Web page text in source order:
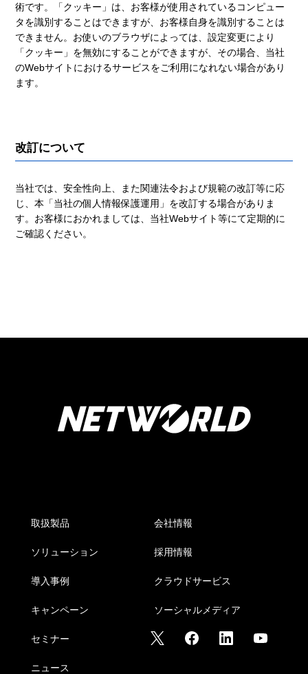
術です。「クッキー」は、お客様が使用されているコンピュー
タを識別することはできますが、お客様自身を識別することは
できません。お使いのブラウザによっては、設定変更により
「クッキー」を無効にすることができますが、その場合、当社
のWebサイトにおけるサービスをご利用になれない場合があり
ます。
改訂について
当社では、安全性向上、また関連法令および規範の改訂等に応
じ、本「当社の個人情報保護運用」を改訂する場合がありま
す。お客様におかれましては、当社Webサイト等にて定期的に
ご確認ください。
取扱製品
ソリューション
導入事例
キャンペーン
セミナー
ニュース
会社情報
採用情報
クラウドサービス
ソーシャルメディア